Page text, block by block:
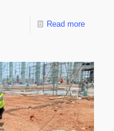
Read more